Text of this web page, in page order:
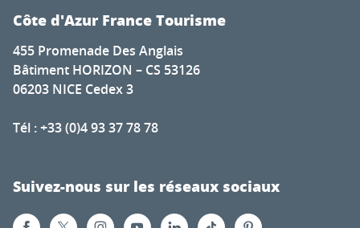
Côte d'Azur France Tourisme
455 Promenade Des Anglais
Bâtiment HORIZON – CS 53126
06203 NICE Cedex 3
Tél : +33 (0)4 93 37 78 78
Suivez-nous sur les réseaux sociaux